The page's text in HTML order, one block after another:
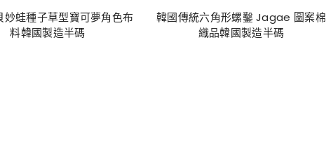
妙蛙種子草型寶可夢角色布
料韓國製造半碼
韓國傳統六角形螺鑿 Jagae 圖案棉
織品韓國製造半碼